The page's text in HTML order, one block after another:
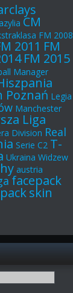
CM
FM 2008
2011 FM
FM 2015
Manager
Poznań Legia
Manchester
Liga
Division Real
Serie C2 T-
Ukraina Widzew
austria
facepack
skin